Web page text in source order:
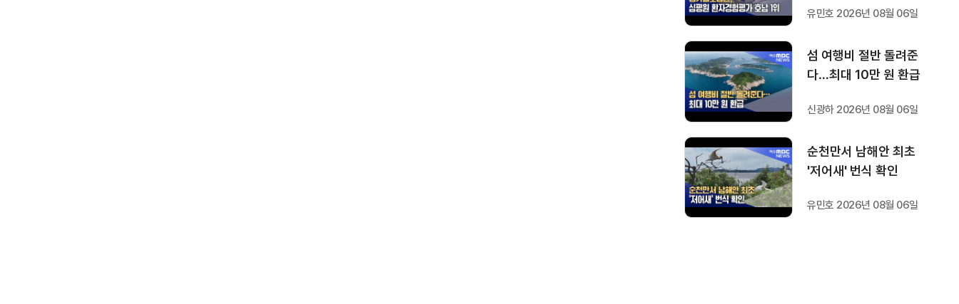
유민호 2026년 08월 06일
섬 여행비 절반 돌려준
다…최대 10만 원 환급
신광하 2026년 08월 06일
순천만서 남해안 최초
'저어새' 번식 확인
유민호 2026년 08월 06일